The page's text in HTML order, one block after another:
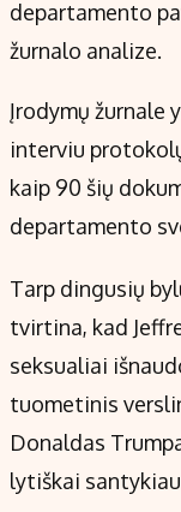
departamento
žurnalo analize.
Įrodymų žurnale
interviu
kaip 90 šių
departamento
Tarp dingusių
tvirtina, kad
seksualiai
tuometinis
Donaldas
lytiškai